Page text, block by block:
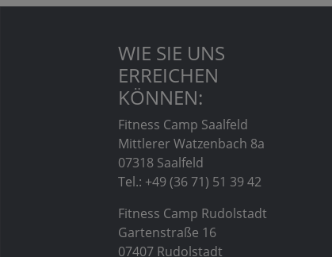
WIE SIE UNS
ERREICHEN
KÖNNEN:
Fitness Camp Saalfeld
Mittlerer Watzenbach 8a
07318 Saalfeld
Tel.: +49 (36 71) 51 39 42
Fitness Camp Rudolstadt
Gartenstraße 16
07407 Rudolstadt